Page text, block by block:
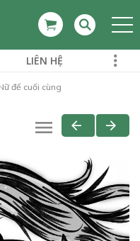
LIÊN HỆ
đế cuối cùng